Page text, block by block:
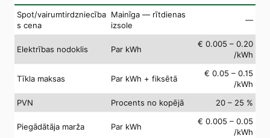
Spot/vairumtirdzniecība
s cena
Mainīga — rītdienas
izsole
—
Elektrības nodoklis Par kWh
€ 0.005 – 0.20
/kWh
Tīkla maksas Par kWh + fiksētā
€ 0.05 – 0.15
/kWh
PVN
Procents no kopējā 20 – 25 %
Piegādātāja marža Par kWh
€ 0.005 – 0.05
/kWh